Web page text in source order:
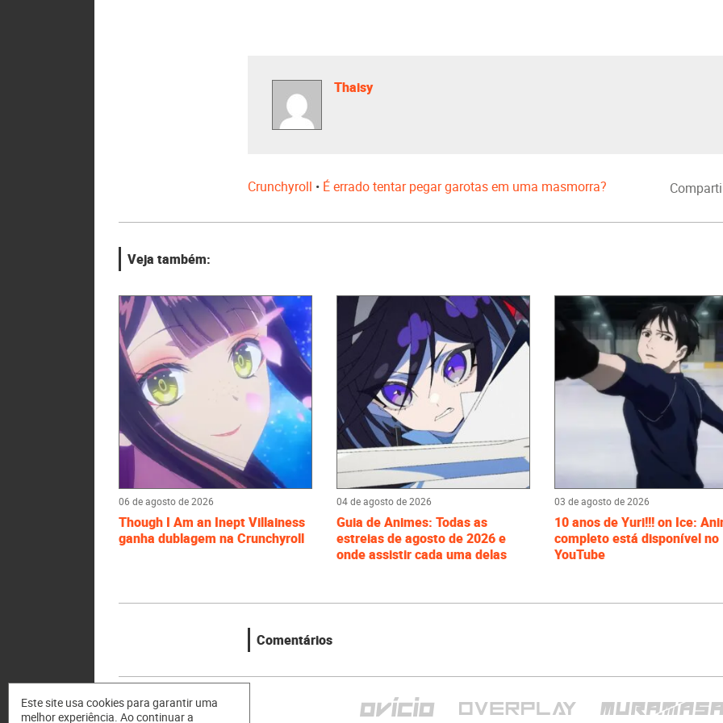
Thaisy
Crunchyroll • É errado tentar pegar garotas em uma masmorra?
Veja também:
06 de agosto de 2026
Though I Am an Inept Villainess
ganha dublagem na Crunchyroll
04 de agosto de 2026
Guia de Animes: Todas as
estreias de agosto de 2026 e
onde assistir cada uma delas
03 de agosto de 2026
10 anos de Yuri!!! on Ice:
completo está disponível no
YouTube
Comentários
Este site usa cookies para garantir uma
melhor experiência. Ao continuar a